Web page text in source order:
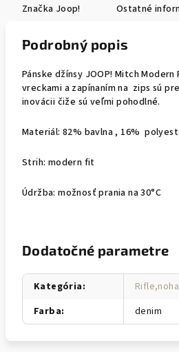
Značka Joop! Ostatné
Podrobný popis
Pánske džínsy JOOP! Mitch
vreckami a zapínaním na zips sú
inovácii čiže sú veľmi pohodlné.
Materiál: 82% bavlna , 16%
Strih: modern fit
Údržba: možnosť prania na 30°C
Dodatočné parametre
Kategória:
Farba: denim